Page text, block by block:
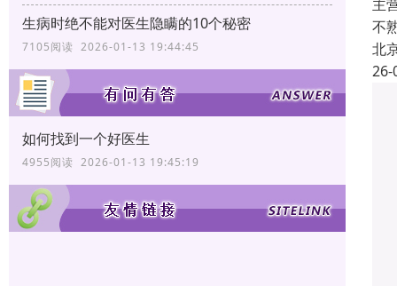
生病时绝不能对医生隐瞒的10个秘密
7105阅读 2026-01-13 19:44:45
如何找到一个好医生
4955阅读 2026-01-13 19:45:19
主
不
北
26-